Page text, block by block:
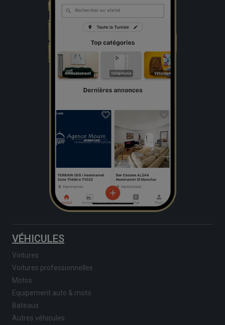
VÉHICULES
Voitures
Voitures professionnelles
Motos
Equipement auto & moto
Bateaux
Autres véhicules